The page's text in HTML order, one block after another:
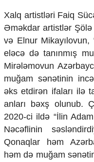
Crossmedia.az - 1
Siyasət
Məhkəmə və hüquq
Ekologiya
Zəfər - 5
Gənclər və İdman
Media və QHT
Hadisə
Sağlamlıq
Sosium
Mənəvi dəyərlər
Texnologiya
Mətbuat-150
Xalq artistləri Faiq
Əməkdar artistlər
və Elnur Mikayılovun,
eləcə də tanınmış
Mirələmovun
muğam sənətinin
əks etdirən ifaları ilə
anları bəxş olunub.
2020-ci ildə “İlin
Nəcəflinin
Qonaqlar həm
həm də muğam